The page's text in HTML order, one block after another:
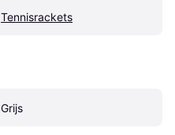
Tennisrackets
Grijs